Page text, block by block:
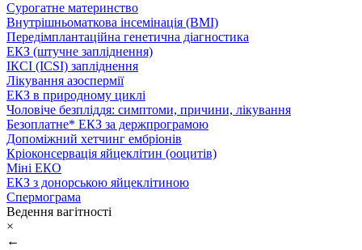
Сурогатне материнство
Внутрішньоматкова інсемінація (ВМІ)
Передімплантаційна генетична діагностика
ЕКЗ (штучне запліднення)
ІКСІ (ICSI) запліднення
Лікування азоспермії
ЕКЗ в природному циклі
Чоловіче безпліддя: симптоми, причини, лікування
Безоплатне* ЕКЗ за держпрограмою
Допоміжний хетчинг ембріонів
Кріоконсервація яйцеклітин (ооцитів)
Міні ЕКО
ЕКЗ з донорською яйцеклітиною
Спермограма
Ведення вагітності
×
←